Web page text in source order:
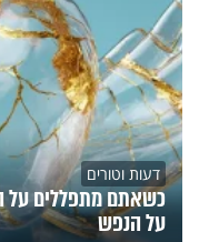
דעות וטורים
כשאתם מתפללים על
על הנפש